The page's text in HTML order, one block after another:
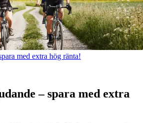
med extra hög ränta!
– spara med extra